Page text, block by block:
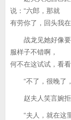
说：“六郎，那就
有劳你了，回头我
战龙见她好像要
服样子不错啊，
何不在这试试，看
“不了，很晚了，
赵夫人笑言婉拒
“夫人，就在这里